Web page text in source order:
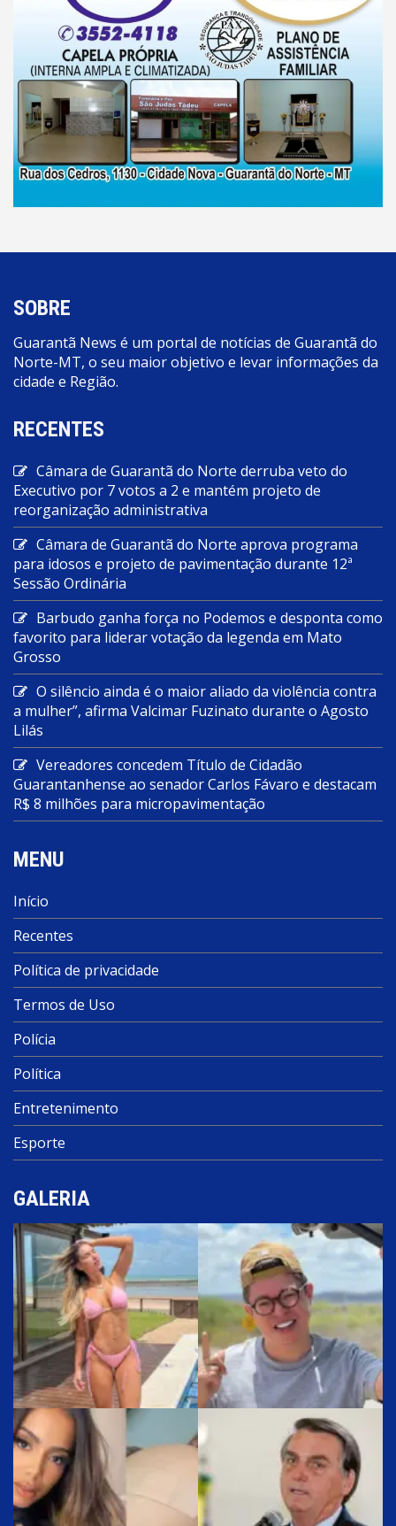
SOBRE
Guarantã News é um portal de notícias de Guarantã do
Norte-MT, o seu maior objetivo e levar informações da
cidade e Região.
RECENTES
Câmara de Guarantã do Norte derruba veto do
Executivo por 7 votos a 2 e mantém projeto de
reorganização administrativa
Câmara de Guarantã do Norte aprova programa
para idosos e projeto de pavimentação durante 12ª
Sessão Ordinária
Barbudo ganha força no Podemos e desponta como
favorito para liderar votação da legenda em Mato
Grosso
O silêncio ainda é o maior aliado da violência contra
a mulher”, afirma Valcimar Fuzinato durante o Agosto
Lilás
Vereadores concedem Título de Cidadão
Guarantanhense ao senador Carlos Fávaro e destacam
R$ 8 milhões para micropavimentação
MENU
Início
Recentes
Política de privacidade
Termos de Uso
Polícia
Política
Entretenimento
Esporte
GALERIA